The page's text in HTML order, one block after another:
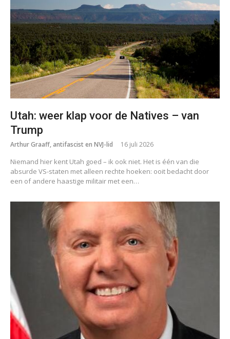
Utah: weer klap voor de Natives – van
Trump
Arthur Graaff, antifascist en NVJ-lid 16 juli 2026
Niemand hier kent Utah goed – ik ook niet. Het is één van die
absurde VS-staten met alleen rechte hoeken: ooit bedacht door
een of andere haastige militair met een…